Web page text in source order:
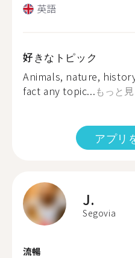
英語
好きなトピック
Animals, nature,
fact any topic...もっと
アプリ
J.
Segovia
流暢